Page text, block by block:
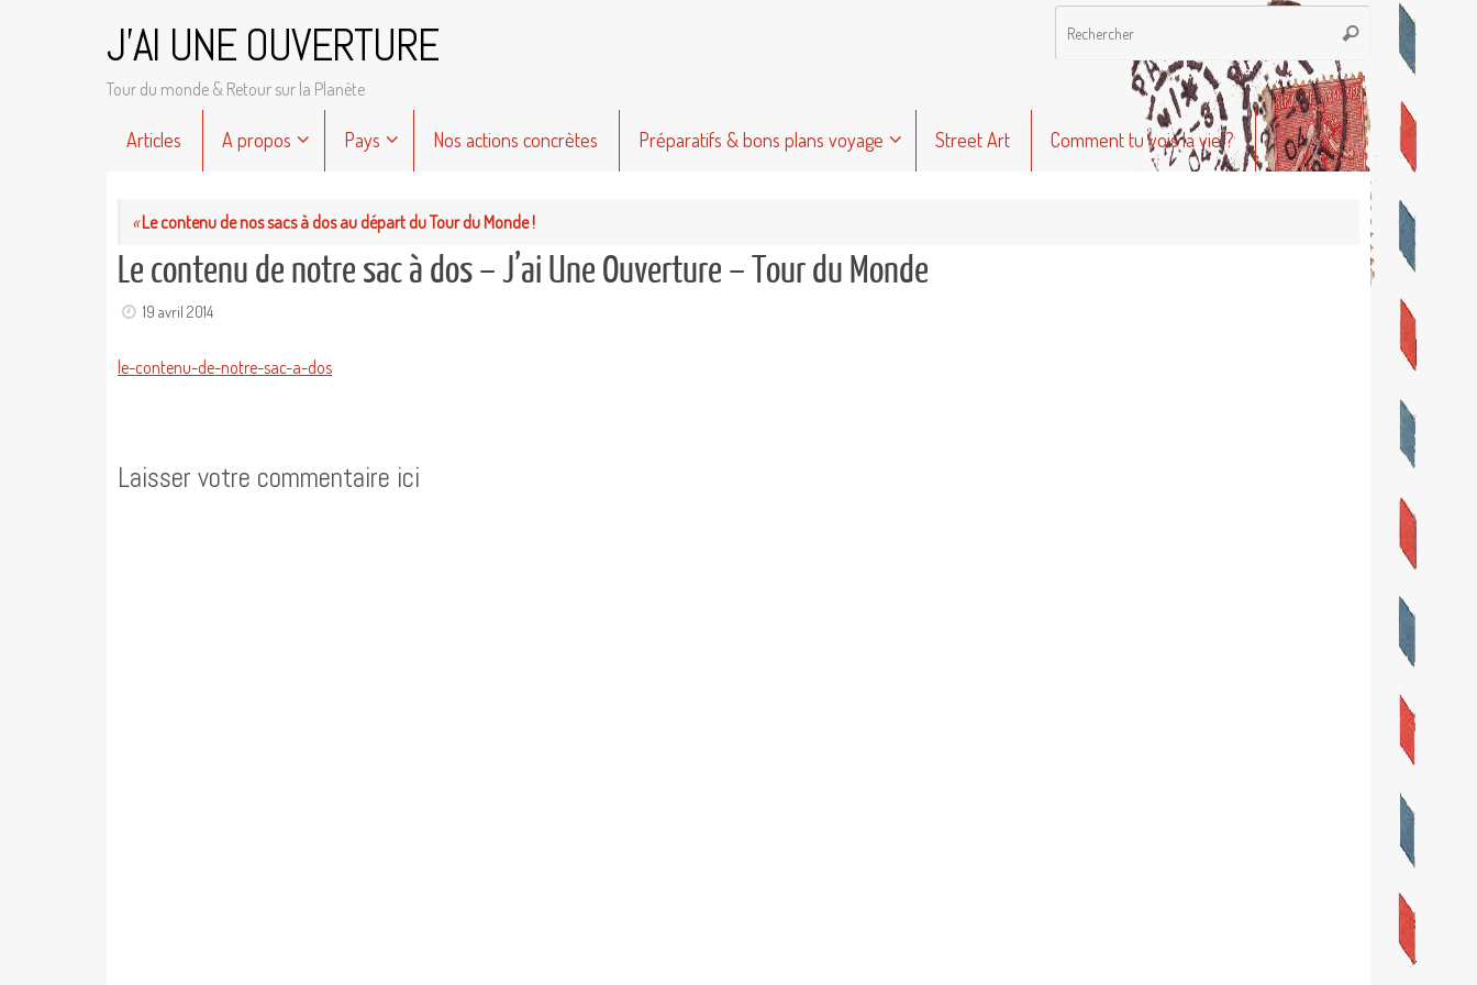
J'AI UNE OUVERTURE
Tour du monde & Retour sur la Planète
Recherche
pour
Rechercher
Articles A propos Pays Nos actions concrètes Préparatifs & bons plans voyage Street Art Comment tu vois la vie ?
«Le contenu de nos sacs à dos au départ du Tour du Monde !
Le contenu de notre sac à dos – J’ai Une Ouverture – Tour du Monde
19 avril 2014
le-contenu-de-notre-sac-a-dos
Laisser votre commentaire ici